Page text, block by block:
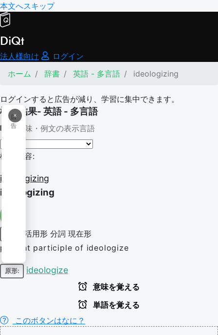
本文へスキップ
DiQt
法人様向け
ログイン
ホーム
辞書 英語 - 多言語 ideologizing
ログインすると広告が減り、学習に集中できます。
×
広
告
検索結果- 英語 - 多言語
意味・例文の表示言語
検索内容:
ideologizing
ideologizing
活用形 分詞 現在形
present participle of ideologize
原形: ideologize
意味を覚える
単語を覚える
このボタンはなに？